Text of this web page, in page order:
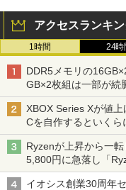
アクセスランキ
1時間 24時
DDR5メモリの
GB×2枚組は一部が
XBOX Series Xが値
Cを自作するといく
ーム』】
Ryzenが上昇から一
5,800円に急落し「
半のCPU価格]
イオシス創業30周年